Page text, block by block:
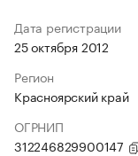
Дата регистрации
25 октября 2012
Регион
Красноярский край
ОГРНИП
312246829900147